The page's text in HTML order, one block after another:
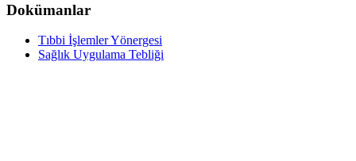
Dokümanlar
Tıbbi İşlemler Yönergesi
Sağlık Uygulama Tebliği